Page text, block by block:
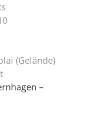
(Gelände)
–